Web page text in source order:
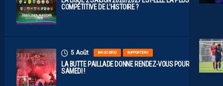
COMPÉTITIVE DE L’HISTOIRE ?
5 Août MHSC-DFCO SUPPORTERS
LA BUTTE PAILLADE DONNE RENDEZ-VOUS POUR
SAMEDI !